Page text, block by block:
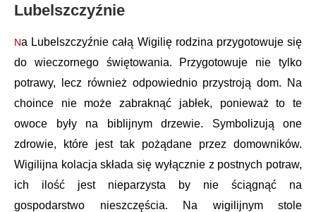
Lubelszczyźnie
Na Lubelszczyźnie całą Wigilię rodzina przygotowuje się
do wieczornego świętowania. Przygotowuje nie tylko
potrawy, lecz również odpowiednio przystroją dom. Na
choince nie może zabraknąć jabłek, ponieważ to te
owoce były na biblijnym drzewie. Symbolizują one
zdrowie, które jest tak pożądane przez domowników.
Wigilijna kolacja składa się wyłącznie z postnych potraw,
ich ilość jest nieparzysta by nie ściągnąć na
gospodarstwo nieszczęścia. Na wigilijnym stole